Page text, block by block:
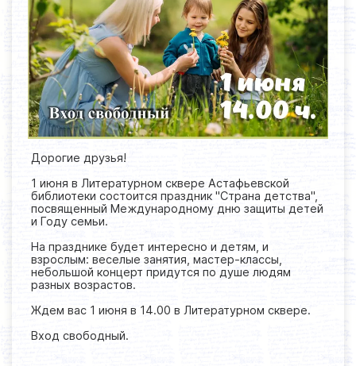
Дорогие друзья!
1 июня в Литературном сквере Астафьевской
библиотеки состоится праздник "Страна детства",
посвященный Международному дню защиты детей
и Году семьи.
На празднике будет интересно и детям, и
взрослым: веселые занятия, мастер-классы,
небольшой концерт придутся по душе людям
разных возрастов.
Ждем вас 1 июня в 14.00 в Литературном сквере.
Вход свободный.